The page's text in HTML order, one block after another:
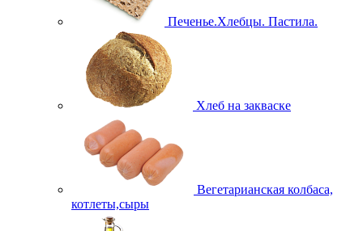
Печенье.Хлебцы. Пастила.
Хлеб на закваске
Вегетарианская колбаса,
котлеты,сыры